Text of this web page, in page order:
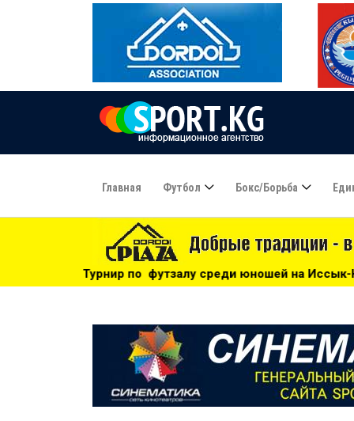
Главная Футбол Бокс/борьба
футзалу среди юношей на Иссык-Куле: «Бишкек» -